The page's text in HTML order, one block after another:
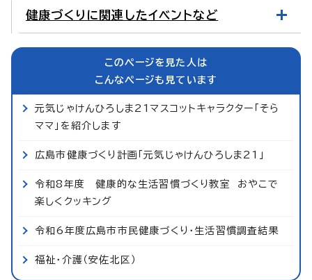
健康づくりに関連したイベントなど
このページを見た人は
こんなページも見ています
元気じゃけんひろしま21マスコットキャラクター「そら
ママ」を紹介します
広島市健康づくり計画「元気じゃけんひろしま21」
令和8年度 健康的な生活習慣づくり教室 おやこで
楽しくクッキング
令和6年度広島市市民健康づくり・生活習慣調査結果
福祉・介護（安佐北区）